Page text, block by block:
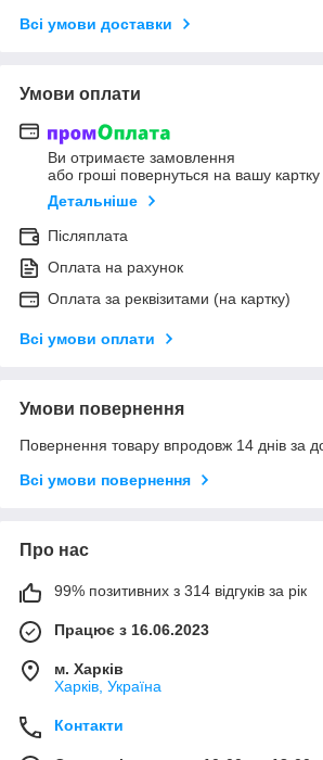
Всі умови доставки
Умови оплати
Ви отримаєте замовлення
або гроші повернуться на вашу картку
Детальніше
Післяплата
Оплата на рахунок
Оплата за реквізитами (на картку)
Всі умови оплати
Умови повернення
Повернення товару впродовж 14 днів за
Всі умови повернення
Про нас
99% позитивних з 314 відгуків за рік
Працює з 16.06.2023
м. Харків
Харків, Україна
Контакти